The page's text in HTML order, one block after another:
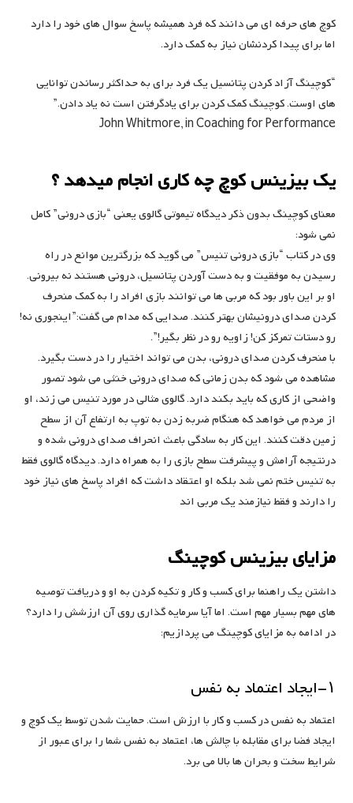
کوچ های حرفه ای می دانند که فرد همیشه پاسخ سوال های خود را دارد
اما برای پیدا کردنشان نیاز به کمک دارد.
“کوچینگ آزاد کردن پتانسیل یک فرد برای به حداکثر رساندن توانایی
های اوست. کوچینگ کمک کردن برای یادگرفتن است نه یاد دادن.”
John Whitmore, in Coaching for Performance
یک بیزینس کوچ چه کاری انجام میدهد ؟
معنای کوچینگ بدون ذکر دیدگاه تیموتی گالوی یعنی “بازی درونی” کامل
نمی شود:
وی در کتاب “بازی درونی تنیس” می گوید که بزرگترین موانع در راه
رسیدن به موفقیت و به دست آوردن پتانسیل، درونی هستند نه بیرونی.
او بر این باور بود که مربی ها می توانند بازی افراد را به کمک منحرف
کردن صدای درونیشان بهتر کنند. صدایی که مدام می گفت:”اینجوری نه!
رو دستات تمرکز کن! زاویه رو در نظر بگیر!”.
با منحرف کردن صدای درونی، بدن می تواند اختیار را در دست بگیرد.
مشاهده می شود که بدن زمانی که صدای درونی خنثی می شود تصور
واضحی از کاری که باید بکند دارد. گالوی مثالی در مورد تنیس می زند، او
از مردم می خواهد که هنگام ضربه زدن به توپ به ارتفاع آن از سطح
زمین دقت کنند. این کار به سادگی باعث انحراف صدای درونی شده و
درنتیجه آرامش و پیشرفت سطح بازی را به همراه دارد. دیدگاه گالوی فقط
به تنیس ختم نمی شد بلکه او اعتقاد داشت که افراد پاسخ های نیاز خود
را دارند و فقط نیازمند یک مربی اند
مزایای بیزینس کوچینگ
داشتن یک راهنما برای کسب و کار و تکیه کردن به او و دریافت توصیه
های مهم بسیار مهم است. اما آیا سرمایه گذاری روی آن ارزشش را دارد؟
در ادامه به مزایای کوچینگ می پردازیم:
۱-ایجاد اعتماد به نفس
اعتماد به نفس در کسب و کار با ارزش است. حمایت شدن توسط یک کوچ و
ایجاد فضا برای مقابله با چالش ها، اعتماد به نفس شما را برای عبور از
شرایط سخت و بحران ها بالا می برد.